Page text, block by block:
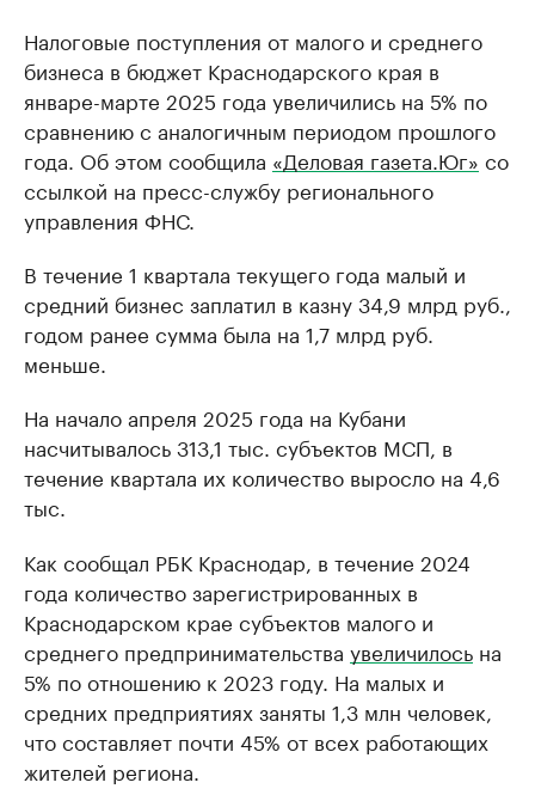
Налоговые поступления от малого и среднего
бизнеса в бюджет Краснодарского края в
январе-марте 2025 года увеличились на 5% по
сравнению с аналогичным периодом прошлого
года. Об этом сообщила «Деловая газета.Юг» со
ссылкой на пресс-службу регионального
управления ФНС.
В течение 1 квартала текущего года малый и
средний бизнес заплатил в казну 34,9 млрд руб.,
годом ранее сумма была на 1,7 млрд руб.
меньше.
На начало апреля 2025 года на Кубани
насчитывалось 313,1 тыс. субъектов МСП, в
течение квартала их количество выросло на 4,6
тыс.
Как сообщал РБК Краснодар, в течение 2024
года количество зарегистрированных в
Краснодарском крае субъектов малого и
среднего предпринимательства увеличилось на
5% по отношению к 2023 году. На малых и
средних предприятиях заняты 1,3 млн человек,
что составляет почти 45% от всех работающих
жителей региона.